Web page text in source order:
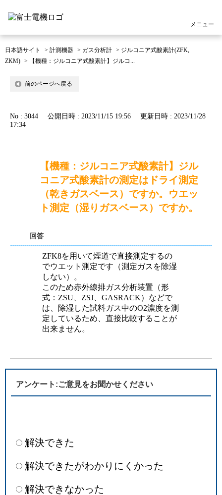
メニュー
日本語サイト > 計測機器 > ガス分析計 > ジルコニア式酸素計(ZFK,
ZKM) > 【機種：ジルコニア式酸素計】ジルコ...
前のページへ戻る
No : 3044 公開日時 : 2023/11/15 19:56
更新日時 : 2023/11/28
17:34
【機種：ジルコニア式酸素計】ジル
コニア式酸素計の測定はドライ測定
（乾きガスベース）ですか。ウエッ
ト測定（湿りガスベース）ですか。
回答
ZFK8を用いて煙道で直接測定するの
でウエット測定です（測定ガスを除湿
しない）。
このため赤外線排ガス分析装置（形
式：ZSU、ZSJ、GASRACK）などで
は、除湿した試料ガス中のO2濃度を測
定しているため、直接比較することが
出来ません。
アンケート:ご意見をお聞かせください
解決できた
解決できたがわかりにくかった
解決できなかった